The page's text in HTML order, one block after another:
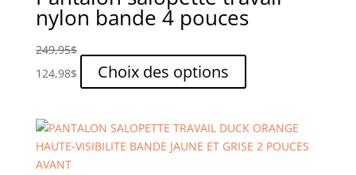
choisies
sur
page
nylon bande 4 pouces
249,95$
124,98$ Choix des options
produit
plusieurs
variations.